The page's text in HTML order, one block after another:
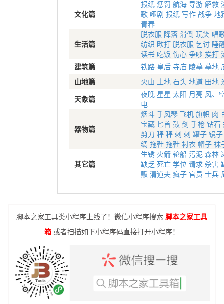
文化篇
报纸 惩罚 航海 导游 解救
歌 哑剧 报纸 写作 战争 地
青春
生活篇
脱衣服 降落 滑倒 玩笑 唱
纺织 欧打 脱衣服 乞讨 睡
读书 吃饭 伤心 争吵 挨打
建筑篇
铁路 皇后 寺庙 陵墓 墓地
山地篇
火山 土地 石头 地道 田地
天象篇
夜晚 星星 太阳 月亮 风、
电
器物篇
烟斗 手风琴 飞机 旗帜 肉
宝藏 匕首 鼓 剑 手枪 钻石
剪刀 秤 秤 刺 刺 罐子 镜子
绸 拖鞋 拖鞋 衬衣 帽子 袜
其它篇
生锈 火箭 轮船 污泥 森林
缺乏 死亡 学位 请求 杀害
贩 清道夫 疯子 官员 士兵
脚本之家工具类小程序上线了！微信小程序搜索 脚本之家工具
箱 或者扫描如下小程序码直接打开小程序！